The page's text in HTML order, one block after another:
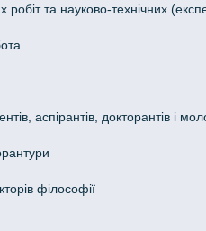
робіт та науково-технічних
аспірантів, докторантів і
філософії